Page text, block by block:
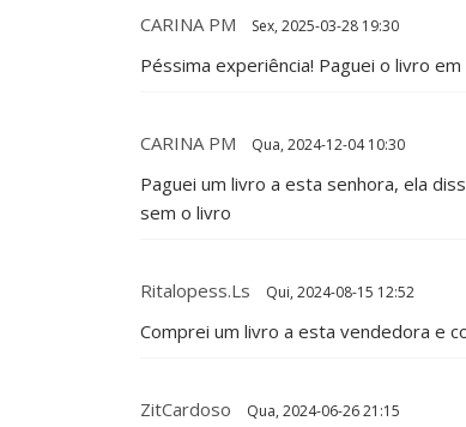
CARINA PM Sex, 2025-03-28 19:30
Péssima experiência! Paguei o livro
CARINA PM Qua, 2024-12-04 10:30
Paguei um livro a esta senhora, ela
sem o livro
Ritalopess.ls Qui, 2024-08-15 12:52
Comprei um livro a esta vendedora e
ZitCardoso Qua, 2024-06-26 21:15